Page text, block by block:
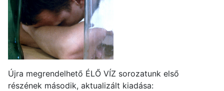
Újra megrendelhető ÉLŐ VÍZ sorozatunk első
részének második, aktualizált kiadása: